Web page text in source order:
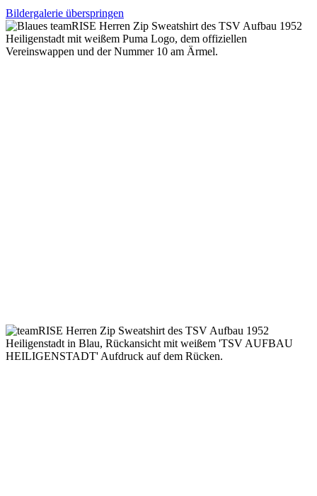
Bildergalerie überspringen